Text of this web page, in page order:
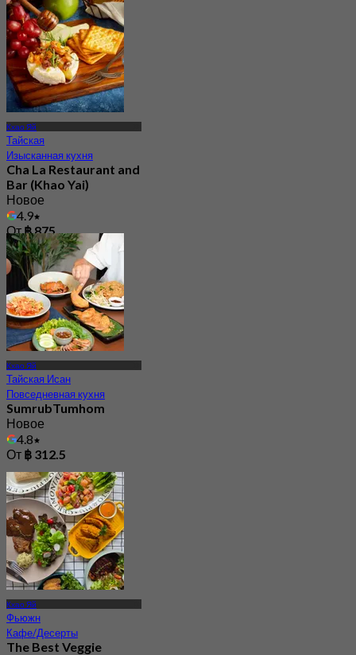
Кхао Яй
Тайская
Изысканная кухня
Cha La Restaurant and
Bar (Khao Yai)
Новое
4.9
От฿ 875
Кхао Яй
Тайская Исан
Повседневная кухня
SumrubTumhom
Новое
4.8
От ฿ 312.5
Кхао Яй
Фьюжн
Кафе/Десерты
The Best Veggie